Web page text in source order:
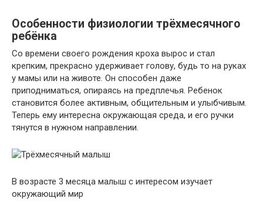
Особенности физиологии трёхмесячного
ребёнка
Со времени своего рождения кроха вырос и стал
крепким, прекрасно удерживает голову, будь то на руках
у мамы или на животе. Он способен даже
приподниматься, опираясь на предплечья. Ребенок
становится более активным, общительным и улыбчивым.
Теперь ему интересна окружающая среда, и его ручки
тянутся в нужном направлении.
В возрасте 3 месяца малыш с интересом изучает
окружающий мир